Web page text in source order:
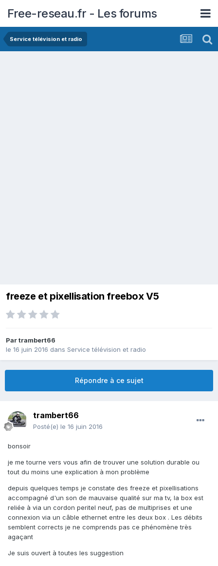
Free-reseau.fr - Les forums
Service télévision et radio
freeze et pixellisation freebox V5
Partrambert66
le 16 juin 2016 dans Service télévision et radio
Répondre à ce sujet
trambert66
Posté(e) le 16 juin 2016
bonsoir
je me tourne vers vous afin de trouver une solution durable ou
tout du moins une explication à mon problème
depuis quelques temps je constate des freeze et pixellisations
accompagné d'un son de mauvaise qualité sur ma tv, la box est
reliée à via un cordon peritel neuf, pas de multiprises et une
connexion via un câble ethernet entre les deux box . Les débits
semblent corrects je ne comprends pas ce phénomène très
agaçant
Je suis ouvert à toutes les suggestion